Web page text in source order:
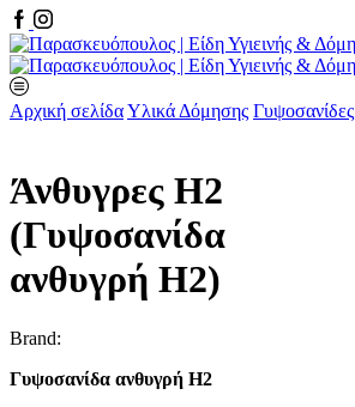
Facebook
Instagram
Αρχική σελίδαΥλικά Δόμησης Γυψοσανίδες
Άνθυγρες Η2
(Γυψοσανίδα
ανθυγρή Η2)
Brand:
Γυψοσανίδα ανθυγρή Η2